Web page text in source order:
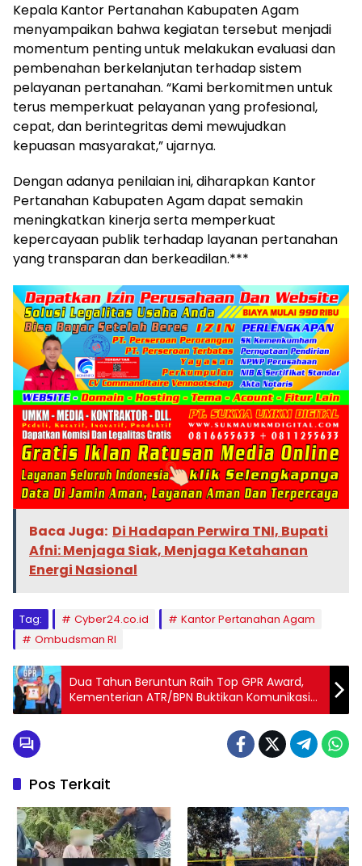
Kepala Kantor Pertanahan Kabupaten Agam
menyampaikan bahwa kegiatan tersebut menjadi
momentum penting untuk melakukan evaluasi dan
pembenahan berkelanjutan terhadap sistem
pelayanan pertanahan. “Kami berkomitmen untuk
terus memperkuat pelayanan yang profesional,
cepat, dan berintegritas demi mewujudkan
kepuasan masyarakat,” ujarnya.
Dengan adanya penilaian ini, diharapkan Kantor
Pertanahan Kabupaten Agam dapat semakin
meningkatkan kinerja serta memperkuat
kepercayaan publik terhadap layanan pertanahan
yang transparan dan berkeadilan.***
Baca Juga: Di Hadapan Perwira TNI, Bupati
Afni: Menjaga Siak, Menjaga Ketahanan
Energi Nasional
Tag: Cyber24.co.id
Kantor Pertanahan Agam
Ombudsman RI
Dua Tahun Beruntun Raih Top GPR Award,
Kementerian ATR/BPN Buktikan Komunikasi
Publik yang Berdampak
Pos Terkait